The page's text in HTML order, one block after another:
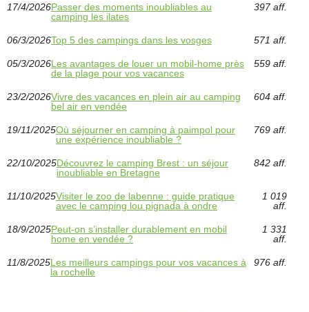
17/4/2026Passer des moments inoubliables au
camping les ilates
397 aff.
06/3/2026Top 5 des campings dans les vosges 571 aff.
05/3/2026Les avantages de louer un mobil-home près
de la plage pour vos vacances
559 aff.
23/2/2026Vivre des vacances en plein air au camping
bel air en vendée
604 aff.
19/11/2025Où séjourner en camping à paimpol pour
une expérience inoubliable ?
769 aff.
22/10/2025Découvrez le camping Brest : un séjour
inoubliable en Bretagne
842 aff.
11/10/2025Visiter le zoo de labenne : guide pratique
avec le camping lou pignada à ondre
1 019
aff.
18/9/2025Peut-on s’installer durablement en mobil
home en vendée ?
1 331
aff.
11/8/2025Les meilleurs campings pour vos vacances à
la rochelle
976 aff.